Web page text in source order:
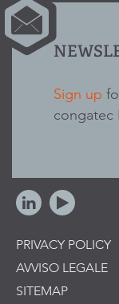
Sign up
congatec
PRIVACY POLICY
AVVISO LEGALE
SITEMAP